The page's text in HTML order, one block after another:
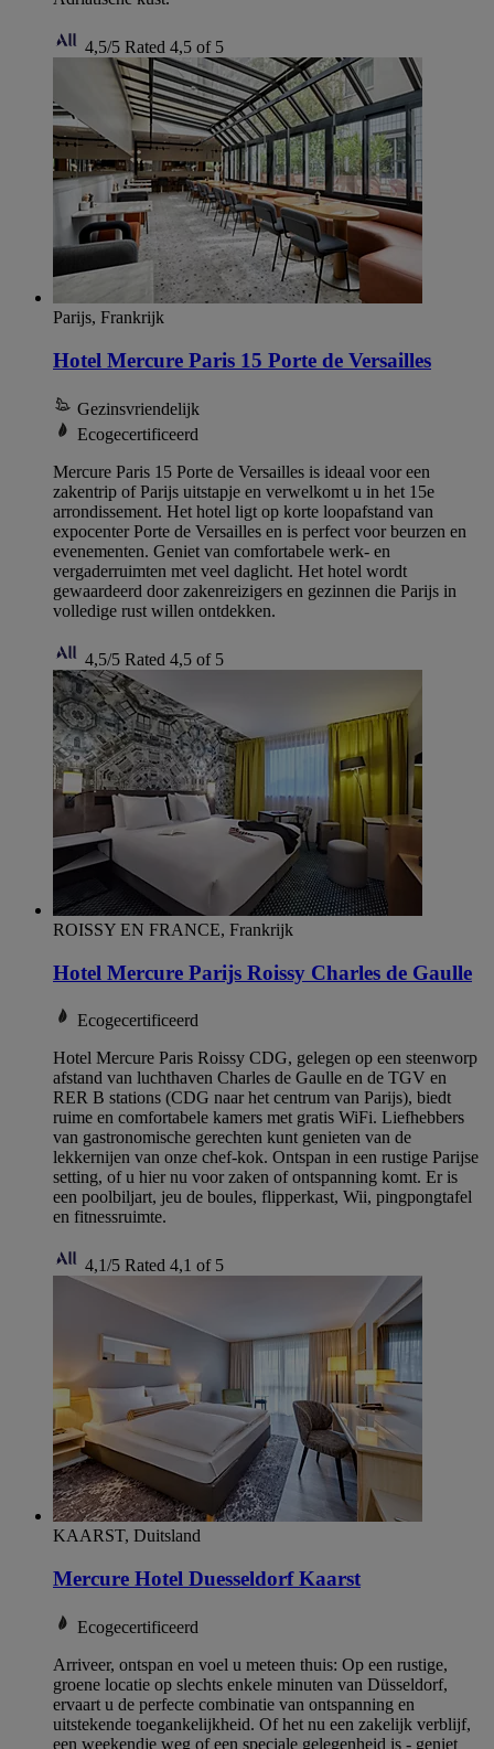
4,5/5 Rated 4,5 of 5
Parijs, Frankrijk
Hotel Mercure Paris 15 Porte de Versailles
Gezinsvriendelijk
Ecogecertificeerd
Mercure Paris 15 Porte de Versailles is ideaal voor een
zakentrip of Parijs uitstapje en verwelkomt u in het 15e
arrondissement. Het hotel ligt op korte loopafstand van
expocenter Porte de Versailles en is perfect voor beurzen en
evenementen. Geniet van comfortabele werk- en
vergaderruimten met veel daglicht. Het hotel wordt
gewaardeerd door zakenreizigers en gezinnen die Parijs in
volledige rust willen ontdekken.
4,5/5 Rated 4,5 of 5
ROISSY EN FRANCE, Frankrijk
Hotel Mercure Parijs Roissy Charles de Gaulle
Ecogecertificeerd
Hotel Mercure Paris Roissy CDG, gelegen op een steenworp
afstand van luchthaven Charles de Gaulle en de TGV en
RER B stations (CDG naar het centrum van Parijs), biedt
ruime en comfortabele kamers met gratis WiFi. Liefhebbers
van gastronomische gerechten kunt genieten van de
lekkernijen van onze chef-kok. Ontspan in een rustige Parijse
setting, of u hier nu voor zaken of ontspanning komt. Er is
een poolbiljart, jeu de boules, flipperkast, Wii, pingpongtafel
en fitnessruimte.
4,1/5 Rated 4,1 of 5
KAARST, Duitsland
Mercure Hotel Duesseldorf Kaarst
Ecogecertificeerd
Arriveer, ontspan en voel u meteen thuis: Op een rustige,
groene locatie op slechts enkele minuten van Düsseldorf,
ervaart u de perfecte combinatie van ontspanning en
uitstekende toegankelijkheid. Of het nu een zakelijk verblijf,
een weekendje weg of een speciale gelegenheid is - geniet